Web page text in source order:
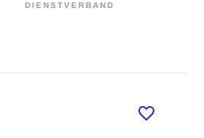
DIENSTVERBAND